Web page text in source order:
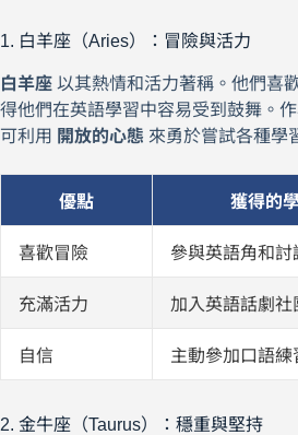
1. 白羊座（Aries）：冒險與活力
白羊座 以其熱情和活力著稱。他們喜
得他們在英語學習中容易受到鼓舞。
可利用 開放的心態 來勇於嘗試各種學
優點 獲得的
喜歡冒險 參與英語角和討
充滿活力 加入英語話劇社
自信 主動參加口語練
2. 金牛座（Taurus）：穩重與堅持